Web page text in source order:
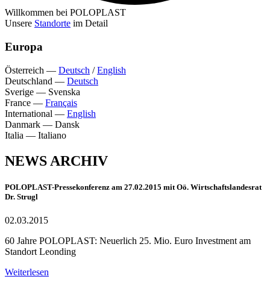
Willkommen bei POLOPLAST
Unsere Standorte im Detail
Europa
Österreich — Deutsch /English
Deutschland — Deutsch
Sverige — Svenska
France — Français
International — English
Danmark — Dansk
Italia — Italiano
NEWS ARCHIV
POLOPLAST-Pressekonferenz am 27.02.2015 mit Oö. Wirtschaftslandesrat
Dr. Strugl
02.03.2015
60 Jahre POLOPLAST: Neuerlich 25. Mio. Euro Investment am
Standort Leonding
Weiterlesen